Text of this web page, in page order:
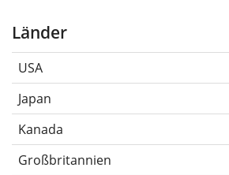
Länder
USA
Japan
Kanada
Großbritannien